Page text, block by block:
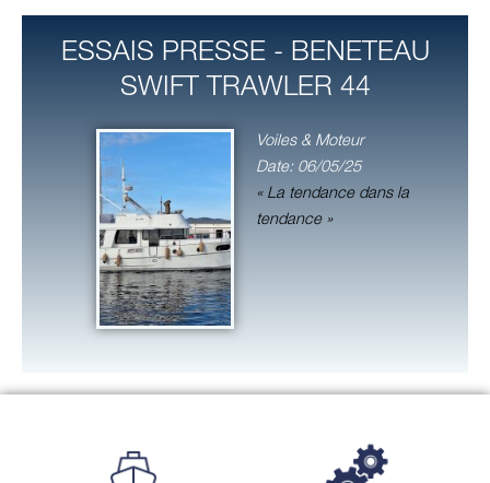
ESSAIS PRESSE - BENETEAU
SWIFT TRAWLER 44
Voiles & Moteur
Date: 06/05/25
« La tendance dans la
tendance »